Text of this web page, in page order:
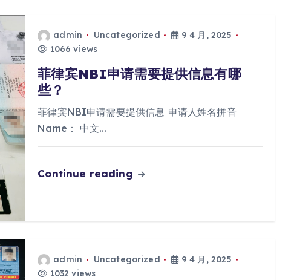
admin Uncategorized
9 4 月, 2025
1066 views
菲律宾NBI申请需要提供信息有哪
些？
菲律宾NBI申请需要提供信息 申请人姓名拼音
Name： 中文…
Continue reading
admin Uncategorized
9 4 月, 2025
1032 views